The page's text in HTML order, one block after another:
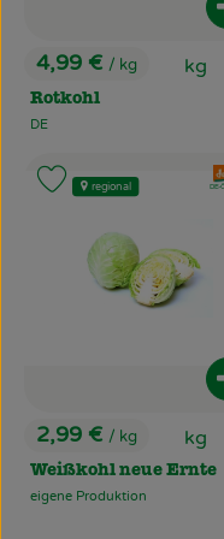
, Preis:
4,99 € / kg
Rotkohl
, Herkunft:
DE
, Preis:
2,99 € / kg
Weißkohl neue Ernte
, Herkunft:
eigene Produktion
,
,DE-
regional
Produkt zu